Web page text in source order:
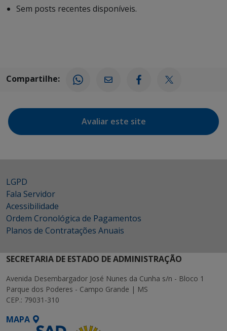
Sem posts recentes disponíveis.
Compartilhe:
Avaliar este site
LGPD
Fala Servidor
Acessibilidade
Ordem Cronológica de Pagamentos
Planos de Contratações Anuais
SECRETARIA DE ESTADO DE ADMINISTRAÇÃO
Avenida Desembargador José Nunes da Cunha s/n - Bloco 1
Parque dos Poderes - Campo Grande | MS
CEP.: 79031-310
MAPA